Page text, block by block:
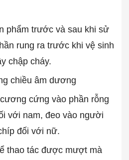
phẩm trước và sau khi sử
rung ra trước khi vệ sinh
chập cháy.
chiều âm dương
cứng vào phần rỗng
với nam, đeo vào người
đối với nữ.
thao tác được mượt mà